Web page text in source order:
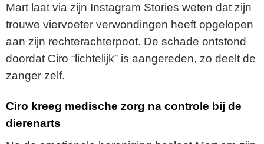
Mart laat via zijn Instagram Stories weten dat zijn
trouwe viervoeter verwondingen heeft opgelopen
aan zijn rechterachterpoot. De schade ontstond
doordat Ciro “lichtelijk” is aangereden, zo deelt de
zanger zelf.
Ciro kreeg medische zorg na controle bij de
dierenarts